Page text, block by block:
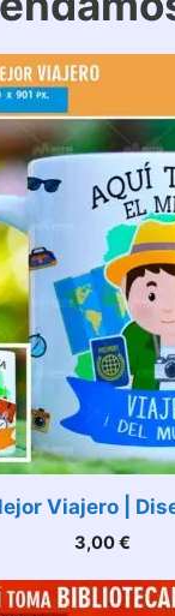
Viajero |
3,00€